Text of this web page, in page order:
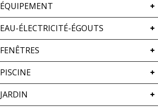
ÉQUIPEMENT
EAU-ÉLECTRICITÉ-ÉGOUTS
FENÊTRES
PISCINE
JARDIN